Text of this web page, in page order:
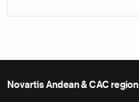
Novartis Andean & CAC region